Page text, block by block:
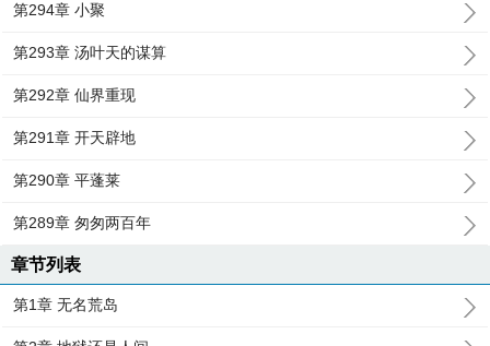
第294章 小聚
第293章 汤叶天的谋算
第292章 仙界重现
第291章 开天辟地
第290章 平蓬莱
第289章 匆匆两百年
章节列表
第1章 无名荒岛